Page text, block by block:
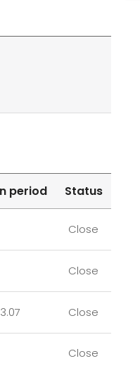
period Status
Close
Close
Close
Close